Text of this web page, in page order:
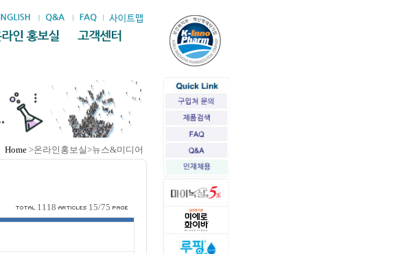
Home >온라인홍보실>뉴스&미디어
1118
15/75